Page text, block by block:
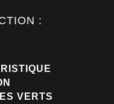
:
VERTS